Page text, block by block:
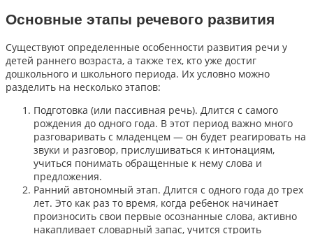
Основные этапы речевого развития
Существуют определенные особенности развития речи у
детей раннего возраста, а также тех, кто уже достиг
дошкольного и школьного периода. Их условно можно
разделить на несколько этапов:
Подготовка (или пассивная речь). Длится с самого
рождения до одного года. В этот период важно много
разговаривать с младенцем — он будет реагировать на
звуки и разговор, прислушиваться к интонациям,
учиться понимать обращенные к нему слова и
предложения.
Ранний автономный этап. Длится с одного года до трех
лет. Это как раз то время, когда ребенок начинает
произносить свои первые осознанные слова, активно
накапливает словарный запас, учится строить